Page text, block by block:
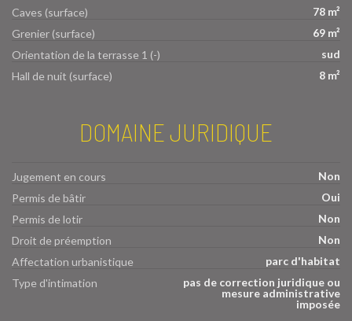
Caves (surface)
78 m²
Grenier (surface)
69 m²
Orientation de la terrasse 1 (-)
sud
Hall de nuit (surface)
8 m²
DOMAINE JURIDIQUE
Jugement en cours
Non
Permis de bâtir
Oui
Permis de lotir
Non
Droit de préemption
Non
Affectation urbanistique
parc d'habitat
Type d'intimation
pas de correction juridique ou
mesure administrative
imposée